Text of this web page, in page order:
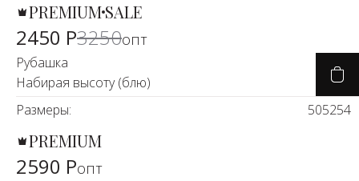
-25%
PREMIUMSALE
2450 Р3250опт
Рубашка
Набирая высоту (блю)
Размеры:
505254
PREMIUM
2590 Ропт